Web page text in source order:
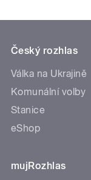
Český rozhlas
Válka na Ukrajině
Komunální volby
Stanice
eShop
mujRozhlas